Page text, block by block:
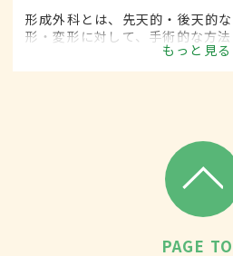
形成外科とは、先天的・後天的
形・変形に対して、手術的な方
もっと見る
PAGE